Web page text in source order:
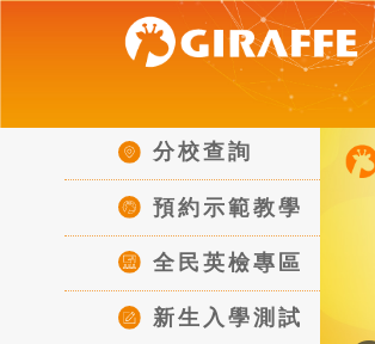
分校查詢
預約示範教學
全民英檢專區
新生入學測試